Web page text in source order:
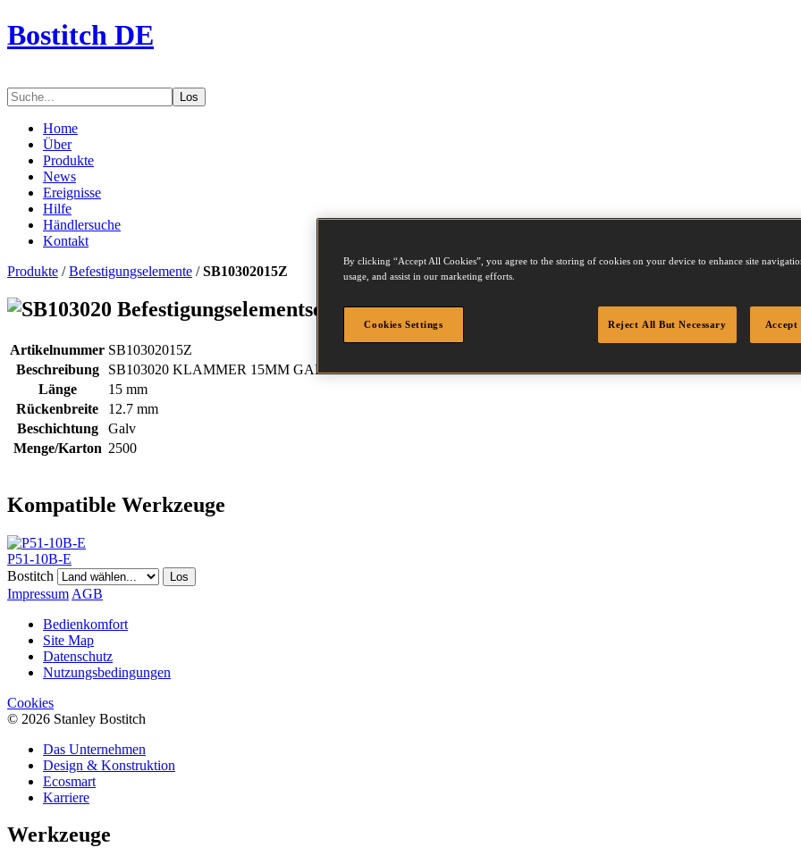
Bostitch DE
Los
Home
Über
Produkte
News
Ereignisse
Hilfe
Händlersuche
Kontakt
Produkte /Befestigungselemente /SB10302015Z
Befestigungselementserie - SB10302015Z
Artikelnummer SB10302015Z
Beschreibung
SB103020 KLAMMER 15MM GALV 2.5M
Länge
15 mm
Rückenbreite
12.7 mm
Beschichtung
Galv
Menge/Karton 2500
Kompatible Werkzeuge
P51-10B-E
Bostitch
Los
Impressum AGB
Bedienkomfort
Site Map
Datenschutz
Nutzungsbedingungen
Cookies
© 2026 Stanley Bostitch
Das Unternehmen
Design & Konstruktion
Ecosmart
Karriere
Werkzeuge
By clicking “Accept All Cookies”, you agree to the storing of cookies on your device to enhance site
usage, and assist in our marketing efforts.
Cookies Settings Reject All But Necessary Accept